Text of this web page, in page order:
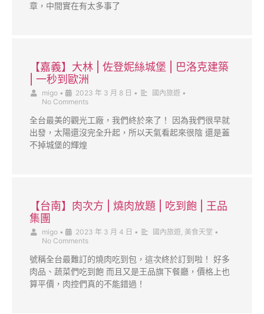
章，中間實在有太多事了
【嘉義】大林 | 佐登妮絲城堡 | 巴洛克建築
| 一秒到歐洲
migo • 2023 年 3 月 8 日 • 國內旅遊 •
No Comments
全台最美的觀光工廠，我們終於來了！ 因為我們很早就
出發，太陽還沒完全升起，所以天氣看起來很陰 還是蓋
不掉城堡的輝煌
【台南】肉次方 | 燒肉放題 | 吃到飽 | 王品
集團
migo • 2023 年 3 月 4 日 • 國內旅遊, 美食天堂 •
No Comments
號稱全台最難訂的燒肉吃到包，這次終於訂到啦！ 好多
肉品、蔬菜們吃到飽 而且又是王品旗下餐廳，價格上也
算平價，肉控們真的不能錯過！